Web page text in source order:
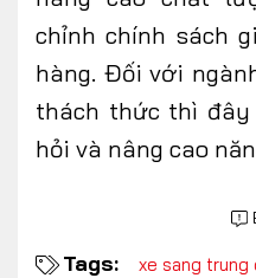
chỉnh chính sách
hàng. Đối với
thách thức thì
hỏi và nâng cao
Tags:
xe sang trung